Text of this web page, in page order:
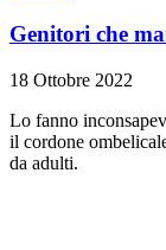
Genitori che
18 Ottobre 2022
Lo fanno
il cordone
da adulti.